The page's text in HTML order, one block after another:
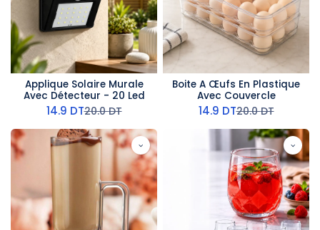
Applique Solaire Murale
Avec Détecteur - 20 Led
14.9 DT20.0DT
Boite A Œufs En Plastique
Avec Couvercle
14.9 DT20.0DT